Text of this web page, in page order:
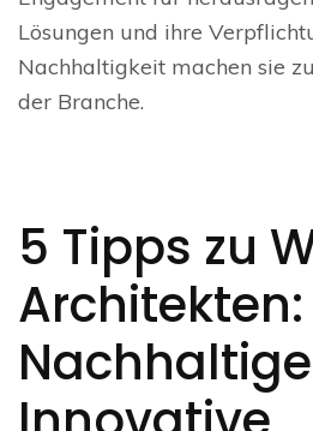
Lösungen und ihre
Nachhaltigkeit machen sie
der Branche.
5 Tipps zu
Architekten: